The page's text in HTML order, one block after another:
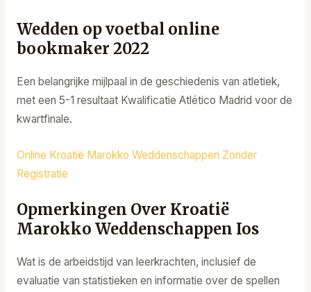
Wedden op voetbal online
bookmaker 2022
Een belangrijke mijlpaal in de geschiedenis van atletiek,
met een 5-1 resultaat Kwalificatie Atlético Madrid voor de
kwartfinale.
Online Kroatië Marokko Weddenschappen Zonder
Registratie
Opmerkingen Over Kroatië
Marokko Weddenschappen Ios
Wat is de arbeidstijd van leerkrachten, inclusief de
evaluatie van statistieken en informatie over de spellen